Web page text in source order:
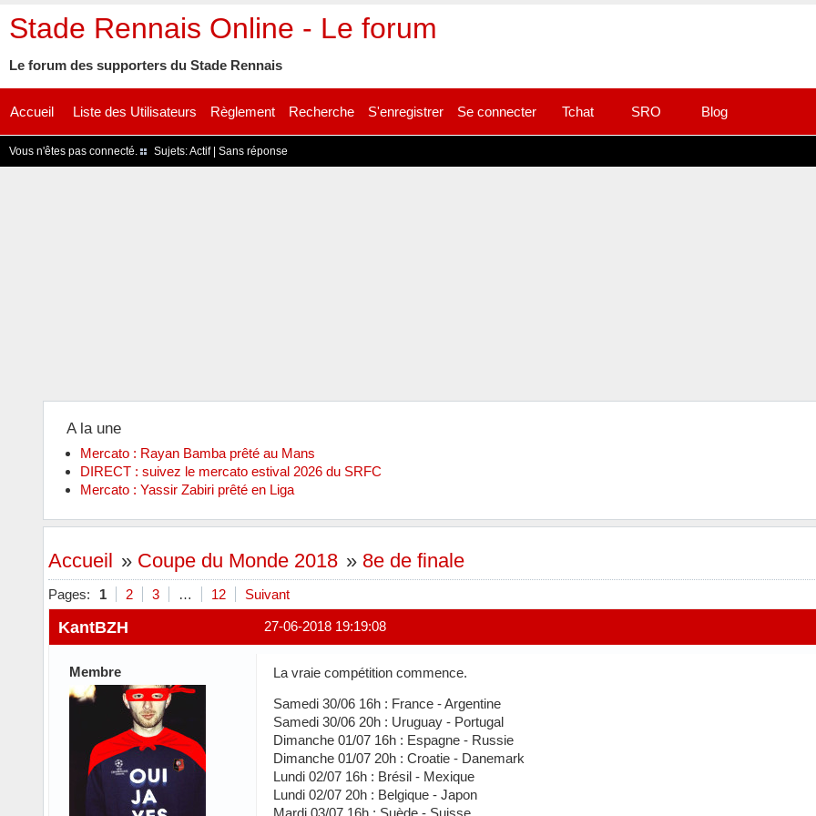
Stade Rennais Online - Le forum
Le forum des supporters du Stade Rennais
Accueil Liste des Utilisateurs Règlement Recherche S'enregistrer Se connecter Tchat SRO Blog
Vous n'êtes pas connecté. Sujets:Actif| Sans réponse
A la une
Mercato : Rayan Bamba prêté au Mans
DIRECT : suivez le mercato estival 2026 du SRFC
Mercato : Yassir Zabiri prêté en Liga
Accueil » Coupe du Monde 2018 » 8e de finale
Pages: 1 2 3 … 12 Suivant
27-06-2018 19:19:08
KantBZH
Membre
La vraie compétition commence.
Samedi 30/06 16h : France - Argentine
Samedi 30/06 20h : Uruguay - Portugal
Dimanche 01/07 16h : Espagne - Russie
Dimanche 01/07 20h : Croatie - Danemark
Lundi 02/07 16h : Brésil - Mexique
Lundi 02/07 20h : Belgique - Japon
Mardi 03/07 16h : Suède - Suisse